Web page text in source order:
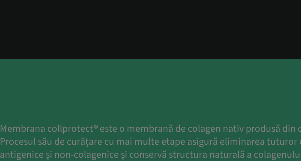
Membrana collprotect® este o membrană de colagen nativ produsă din
Procesul său de curățare cu mai multe etape asigură eliminarea
antigenice și non-colagenice și conservă structura naturală a